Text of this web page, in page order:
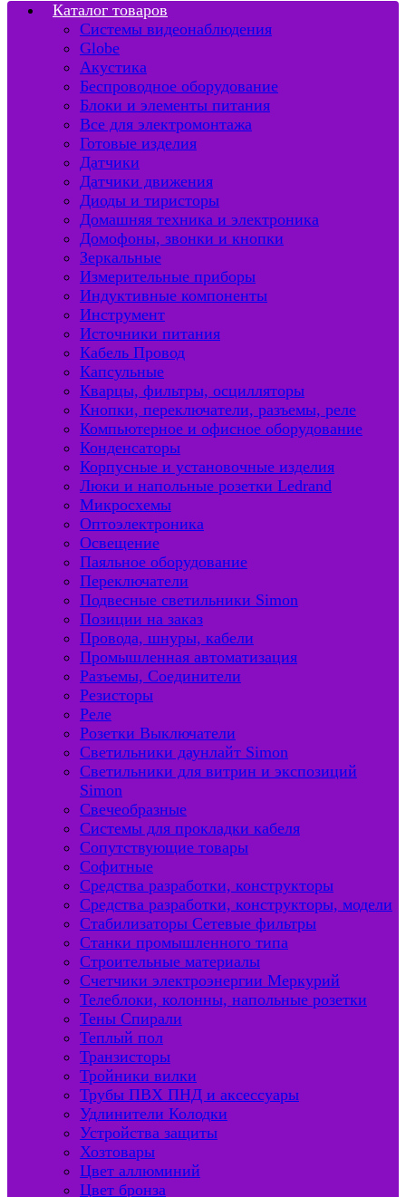
Каталог товаров
Системы видеонаблюдения
Globe
Акустика
Беспроводное оборудование
Блоки и элементы питания
Все для электромонтажа
Готовые изделия
Датчики
Датчики движения
Диоды и тиристоры
Домашняя техника и электроника
Домофоны, звонки и кнопки
Зеркальные
Измерительные приборы
Индуктивные компоненты
Инструмент
Источники питания
Кабель Провод
Капсульные
Кварцы, фильтры, осцилляторы
Кнопки, переключатели, разъемы, реле
Компьютерное и офисное оборудование
Конденсаторы
Корпусные и установочные изделия
Люки и напольные розетки Ledrand
Микросхемы
Оптоэлектроника
Освещение
Паяльное оборудование
Переключатели
Подвесные светильники Simon
Позиции на заказ
Провода, шнуры, кабели
Промышленная автоматизация
Разъемы, Соединители
Резисторы
Реле
Розетки Выключатели
Светильники даунлайт Simon
Светильники для витрин и экспозиций
Simon
Свечеобразные
Системы для прокладки кабеля
Сопутствующие товары
Софитные
Средства разработки, конструкторы
Средства разработки, конструкторы, модели
Стабилизаторы Сетевые фильтры
Станки промышленного типа
Строительные материалы
Счетчики электроэнергии Меркурий
Телеблоки, колонны, напольные розетки
Тены Спирали
Теплый пол
Транзисторы
Тройники вилки
Трубы ПВХ ПНД и аксессуары
Удлинители Колодки
Устройства защиты
Хозтовары
Цвет аллюминий
Цвет бронза